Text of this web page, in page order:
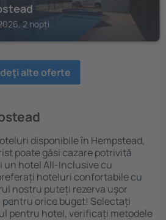
2 nopți
alte oferte
disponibile în Hempstead,
poate găsi cazare potrivită
un hotel All-Inclusive cu
hoteluri confortabile cu
nostru puteți rezerva uşor
orice buget! Selectați
pentru hotel, verificați metodele